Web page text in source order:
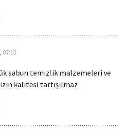
07:10
sabun temizlik malzemeleri ve
kalitesi tartışılmaz